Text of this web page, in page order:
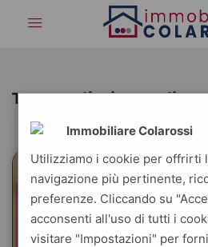
Tag: preliminare di
Immobiliare Colarossi
Utilizziamo i cookie per offrirti
navigazione più pertinente,
preferenze. Cliccando su
acconsenti all'uso di tutti i
visitare "Impostazioni" per